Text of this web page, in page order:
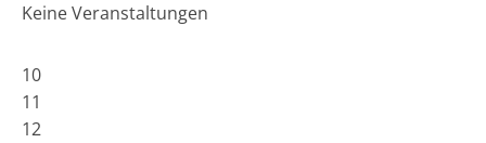
Keine Veranstaltungen
10
11
12